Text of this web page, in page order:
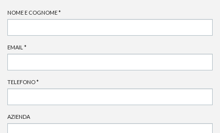
NOME E COGNOME*
EMAIL *
TELEFONO*
AZIENDA